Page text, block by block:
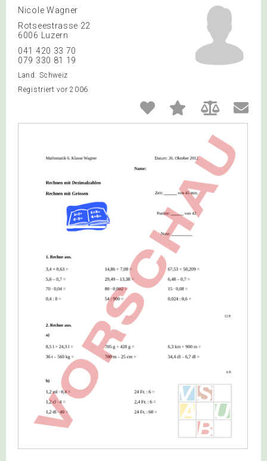
Nicole Wagner
Rotseestrasse 22
6006 Luzern
041 420 33 70
079 330 81 19
Land: Schweiz
Registriert vor 2006